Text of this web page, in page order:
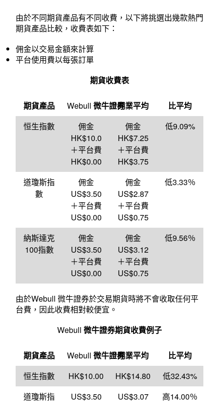
由於不同期貨產品有不同收費，以下將挑選出幾款熱門
期貨產品比較，收費表如下：
佣金以交易金額來計算
平台使用費以每張訂單
期貨收費表
期貨產品 Webull 微牛證券同業平均
比平均
恒生指數
佣金
HK$10.0
＋平台費
HK$0.00
佣金
HK$7.25
＋平台費
HK$3.75
低9.09%
道瓊斯指
數
佣金
US$3.50
＋平台費
US$0.00
佣金
US$2.87
＋平台費
US$0.75
低3.33％
納斯達克
100指數
佣金
US$3.50
＋平台費
US$0.00
佣金
US$3.12
＋平台費
US$0.75
低9.56％
由於Webull 微牛證券於交易期貨時將不會收取任何平
台費，因此收費相對較便宜。
Webull 微牛證券期貨收費例子
期貨產品 Webull 微牛證券同業平均
比平均
恒生指數
HK$10.00 HK$14.80
低32.43%
道瓊斯指
US$3.50 US$3.07 高14.00％